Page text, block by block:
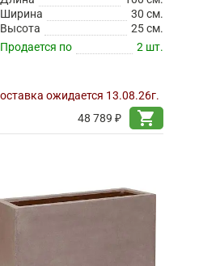
Ширина
30 см.
Высота
25 см.
Продается по
2 шт.
ожидается 13.08.26г.
48 789 ₽
shopping_cart